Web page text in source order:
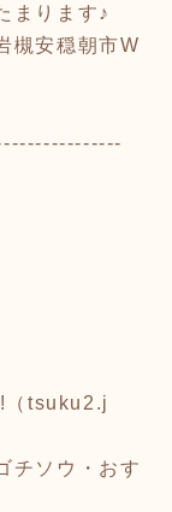
まります♪
槻安穏朝市W
（tsuku2.j
チソウ・おす